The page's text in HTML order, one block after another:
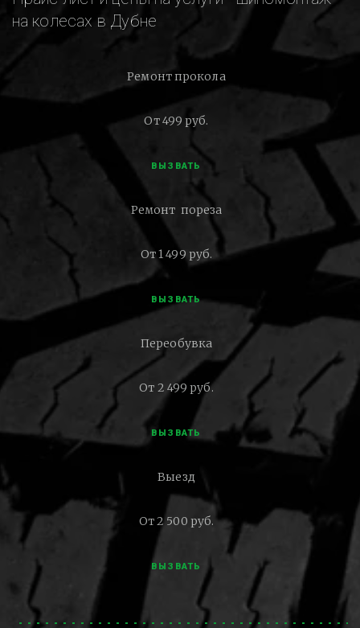
на колесах в Дубне
Ремонт прокола
От 499 руб.
ВЫЗВАТЬ
Ремонт пореза
От 1 499 руб.
ВЫЗВАТЬ
Переобувка
От 2 499 руб.
ВЫЗВАТЬ
Выезд
От 2 500 руб.
ВЫЗВАТЬ